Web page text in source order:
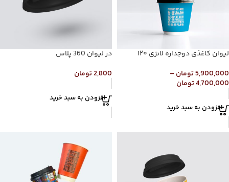
لیوان کاغذی دوجداره لانژی ۱۲۰
5,900,000تومان –
4,700,000تومان
افزودن به سبد خرید
در لیوان 360 پلاس
2,800تومان
افزودن به سبد خرید